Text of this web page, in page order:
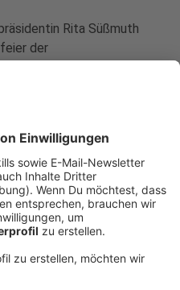
Rita Süßmuth
der
Gelenkbusse und
nach Karl-Marx-
neuen
Kläranlage Nord/Ilverich.
feiert sein 100-
erhält den
Klaus Bungert gibt
Radlerbrücke über die